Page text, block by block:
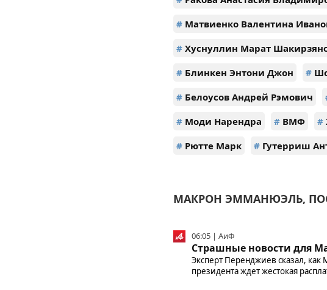
#Матвиенко Валентина
#Хуснуллин Марат
#Блинкен Энтони Джон #
#Белоусов Андрей Рэмович
#Моди Нарендра #ВМФ #
#Рютте Марк #Гутерриш
МАКРОН ЭММАНЮЭЛЬ,
06:05 | АиФ
Страшные новости для
Эксперт Перенджиев сказал, как
президента ждет жестокая